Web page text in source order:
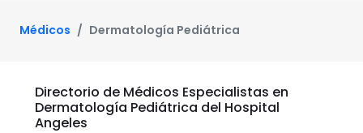
Médicos Dermatología Pediátrica
Directorio de Médicos Especialistas en
Dermatología Pediátrica del Hospital
Angeles